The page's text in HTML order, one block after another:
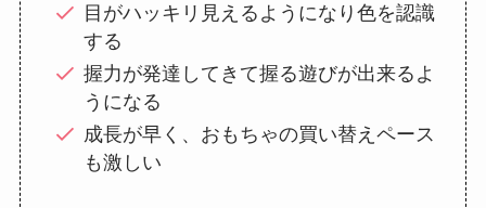
目がハッキリ見えるようになり色を認識
する
握力が発達してきて握る遊びが出来るよ
うになる
成長が早く、おもちゃの買い替えペース
も激しい